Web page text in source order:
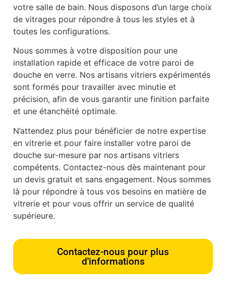
votre salle de bain. Nous disposons d’un large choix
de vitrages pour répondre à tous les styles et à
toutes les configurations.
Nous sommes à votre disposition pour une
installation rapide et efficace de votre paroi de
douche en verre. Nos artisans vitriers expérimentés
sont formés pour travailler avec minutie et
précision, afin de vous garantir une finition parfaite
et une étanchéité optimale.
N’attendez plus pour bénéficier de notre expertise
en vitrerie et pour faire installer votre paroi de
douche sur-mesure par nos artisans vitriers
compétents. Contactez-nous dès maintenant pour
un devis gratuit et sans engagement. Nous sommes
là pour répondre à tous vos besoins en matière de
vitrerie et pour vous offrir un service de qualité
supérieure.
Contactez-nous pour plus
d'informations